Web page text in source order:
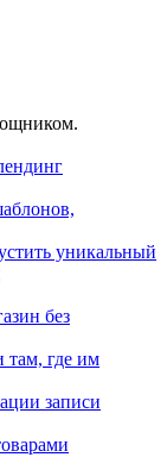
уникальный
без
там, где им
записи